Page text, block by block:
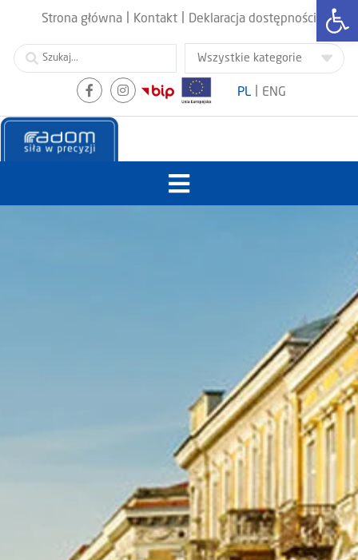
Strona główna Kontakt Deklaracja dostępności
PL ENG